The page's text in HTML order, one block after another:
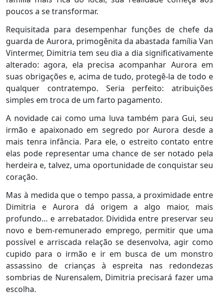
poucos a se transformar.
Requisitada para desempenhar funções de chefe da
guarda de Aurora, primogênita da abastada família Van
Vintermer, Dimitria tem seu dia a dia significativamente
alterado: agora, ela precisa acompanhar Aurora em
suas obrigações e, acima de tudo, protegê-la de todo e
qualquer contratempo. Seria perfeito: atribuições
simples em troca de um farto pagamento.
A novidade cai como uma luva também para Gui, seu
irmão e apaixonado em segredo por Aurora desde a
mais tenra infância. Para ele, o estreito contato entre
elas pode representar uma chance de ser notado pela
herdeira e, talvez, uma oportunidade de conquistar seu
coração.
Mas à medida que o tempo passa, a proximidade entre
Dimitria e Aurora dá origem a algo maior, mais
profundo… e arrebatador. Dividida entre preservar seu
novo e bem-remunerado emprego, permitir que uma
possível e arriscada relação se desenvolva, agir como
cupido para o irmão e ir em busca de um monstro
assassino de crianças à espreita nas redondezas
sombrias de Nurensalem, Dimitria precisará fazer uma
escolha.